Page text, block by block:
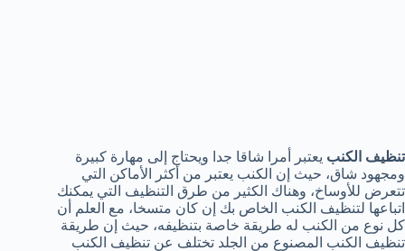
تنظيف الكنب يعتبر أمرا شاقا جدا ويحتاج إلى مهارة كبيرة
ومجهود شاق، حيث إن الكنب يعتبر من أكثر الأماكن التي
تتعرض للأوساخ، وهناك الكثير من طرق التنظيف التي يمكنك
اتباعها لتنظيف الكنب الخاص بك إن كان متسخا، مع العلم أن
كل نوع من الكنب له طريقة خاصة بتنظيفه، حيث إن طريقة
تنظيف الكنب المصنوع من الجلد تختلف عن تنظيف الكنب